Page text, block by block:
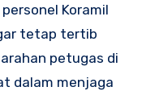
Koramil
tetap tertib
petugas di
dalam menjaga